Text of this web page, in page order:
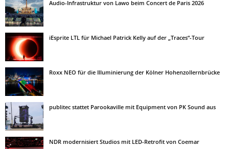
Audio-Infrastruktur von Lawo beim Concert de Paris 2026
iEsprite LTL für Michael Patrick Kelly auf der „Traces“-Tour
Roxx NEO für die Illuminierung der Kölner Hohenzollernbrücke
publitec stattet Parookaville mit Equipment von PK Sound aus
NDR modernisiert Studios mit LED-Retrofit von Coemar